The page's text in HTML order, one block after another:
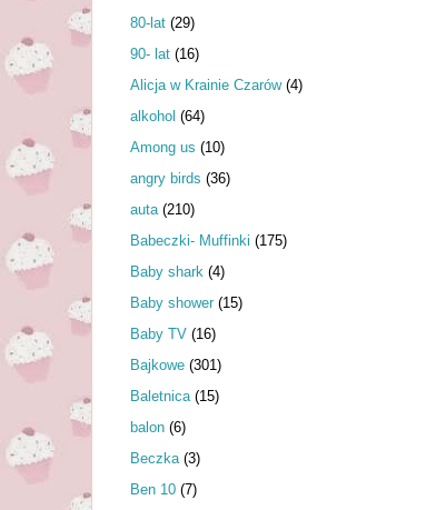
80-lat (29)
90- lat (16)
Alicja w Krainie Czarów (4)
alkohol (64)
Among us (10)
angry birds (36)
auta (210)
Babeczki- Muffinki (175)
Baby shark (4)
Baby shower (15)
Baby TV (16)
Bajkowe (301)
Baletnica (15)
balon (6)
Beczka (3)
Ben 10 (7)